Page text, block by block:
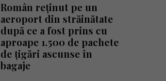
Român reținut pe un
aeroport din străinătate
după ce a fost prins cu
aproape 1.500 de pachete
de țigări ascunse în
bagaje